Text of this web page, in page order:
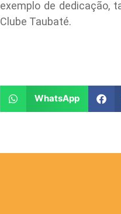
exemplo de dedicação,
Clube Taubaté.
WhatsApp